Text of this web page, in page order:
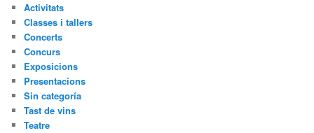
Activitats
Classes i tallers
Concerts
Concurs
Exposicions
Presentacions
Sin categoría
Tast de vins
Teatre